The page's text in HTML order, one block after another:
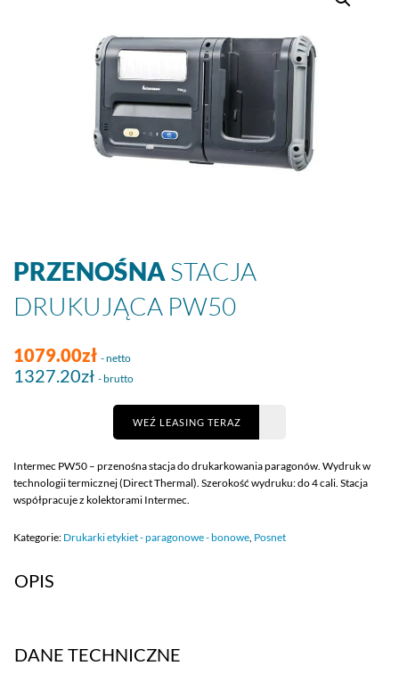
PRZENOŚNASTACJA
DRUKUJĄCA PW50
1079.00zł - netto
1327.20zł - brutto
WEŹ LEASING TERAZ
Intermec PW50 – przenośna stacja do drukarkowania paragonów. Wydruk w
technologii termicznej (Direct Thermal). Szerokość wydruku: do 4 cali. Stacja
współpracuje z kolektorami Intermec.
Kategorie: Drukarki etykiet - paragonowe - bonowe, Posnet
OPIS
DANE TECHNICZNE